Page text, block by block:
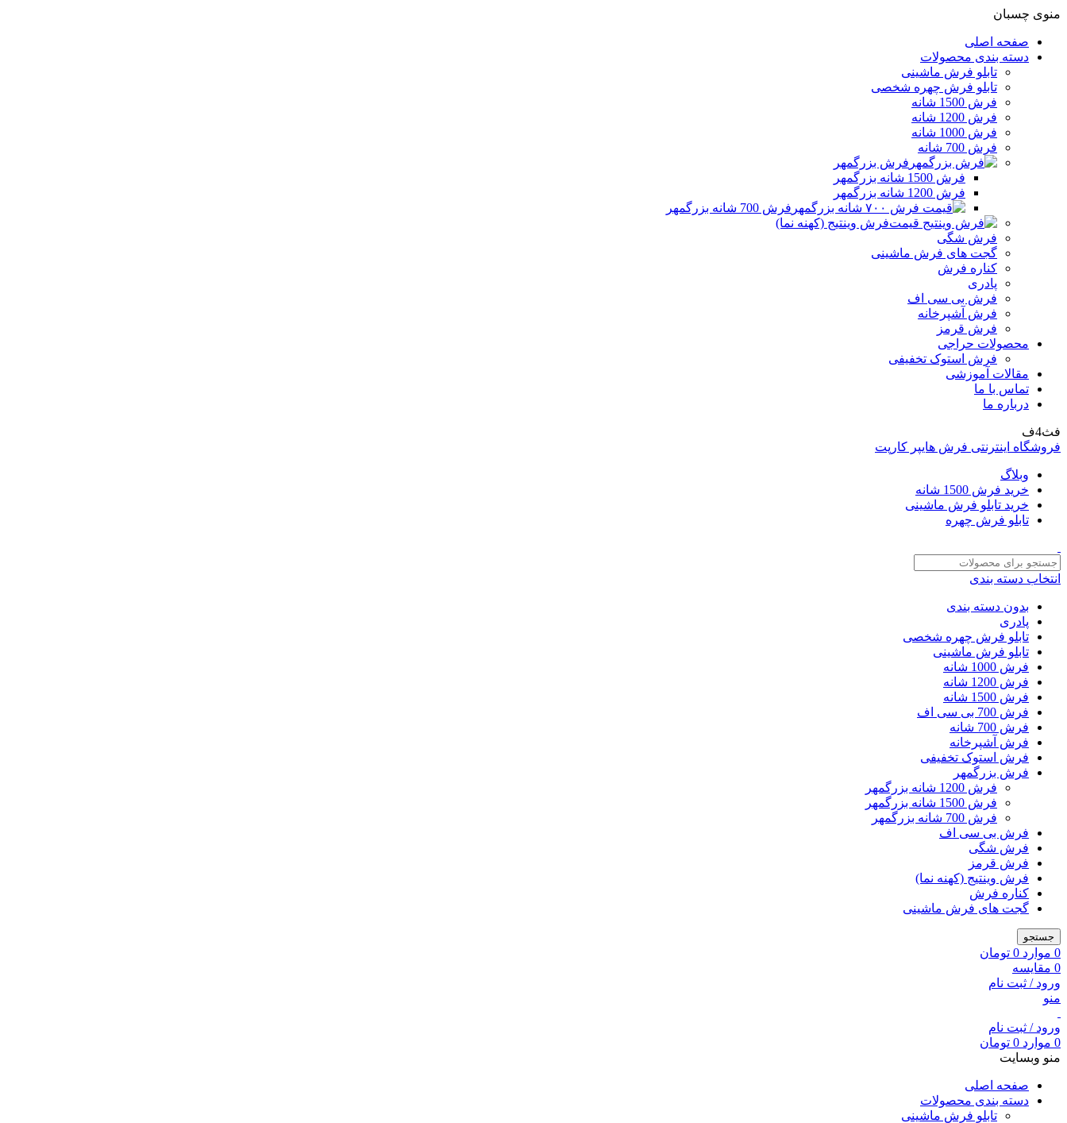
منوی چسبان
صفحه اصلی
دسته بندی محصولات
تابلو فرش ماشینی
تابلو فرش چهره شخصی
فرش 1500 شانه
فرش 1200 شانه
فرش 1000 شانه
فرش 700 شانه
فرش بزرگمهر
فرش 1500 شانه بزرگمهر
فرش 1200 شانه بزرگمهر
فرش 700 شانه بزرگمهر
فرش وینتیج (کهنه نما)
فرش شگی
گجت های فرش ماشینی
کناره فرش
پادری
فرش بی سی اف
فرش آشپرخانه
فرش قرمز
محصولات حراجی
فرش استوک تخفیفی
مقالات آموزشی
تماس با ما
درباره ما
فث4ف
فروشگاه اینترنتی فرش هایپر کارپت
وبلاگ
خرید فرش 1500 شانه
خرید تابلو فرش ماشینی
تابلو فرش چهره
انتخاب دسته بندی
بدون دسته بندی
پادری
تابلو فرش چهره شخصی
تابلو فرش ماشینی
فرش 1000 شانه
فرش 1200 شانه
فرش 1500 شانه
فرش 700 بی سی اف
فرش 700 شانه
فرش آشپرخانه
فرش استوک تخفیفی
فرش بزرگمهر
فرش 1200 شانه بزرگمهر
فرش 1500 شانه بزرگمهر
فرش 700 شانه بزرگمهر
فرش بی سی اف
فرش شگی
فرش قرمز
فرش وینتیج (کهنه نما)
کناره فرش
گجت های فرش ماشینی
جستجو
0 موارد 0 تومان
0 مقایسه
ورود / ثبت نام
منو
ورود / ثبت نام
0 موارد 0 تومان
منو وبسایت
صفحه اصلی
دسته بندی محصولات
تابلو فرش ماشینی